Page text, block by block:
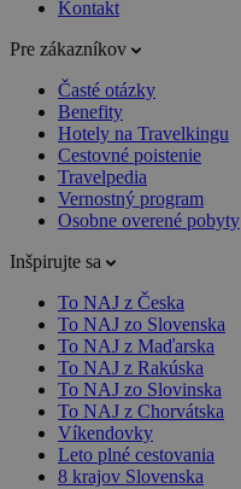
Kontakt
Pre zákazníkov
Časté otázky
Benefity
Hotely na Travelkingu
Cestovné poistenie
Travelpedia
Vernostný program
Osobne overené pobyty
Inšpirujte sa
To NAJ z Česka
To NAJ zo Slovenska
To NAJ z Maďarska
To NAJ z Rakúska
To NAJ zo Slovinska
To NAJ z Chorvátska
Víkendovky
Leto plné cestovania
8 krajov Slovenska